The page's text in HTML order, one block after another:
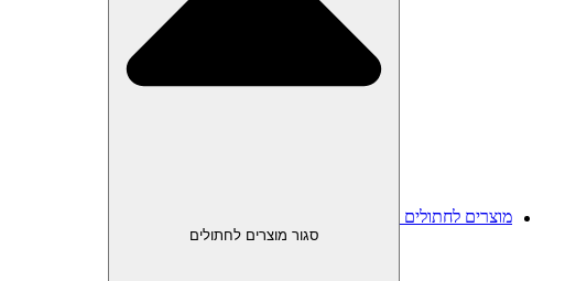
מוצרים לחתולים
סגור מוצרים לחתולים